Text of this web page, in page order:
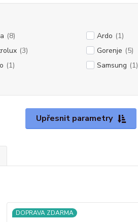
Upřesnit parametry
(8) Ardo (1)
(3) Gorenje (5)
(1) Samsung (1)
DOPRAVA ZDARMA